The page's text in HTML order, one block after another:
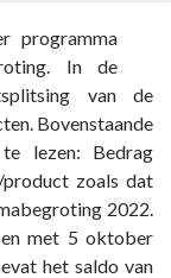
programma
In de
van de
Bovenstaande
lezen: Bedrag
zoals dat
2022.
met 5 oktober
het saldo van